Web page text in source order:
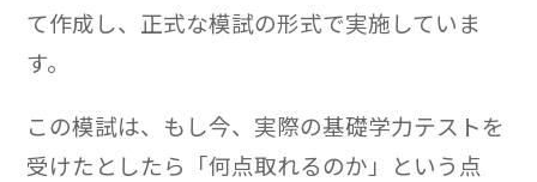
て作成し、正式な模試の形式で実施していま
す。
この模試は、もし今、実際の基礎学力テストを
受けたとしたら「何点取れるのか」という点